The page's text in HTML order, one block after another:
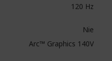
120 Hz
Nie
Arc™ Graphics 140V